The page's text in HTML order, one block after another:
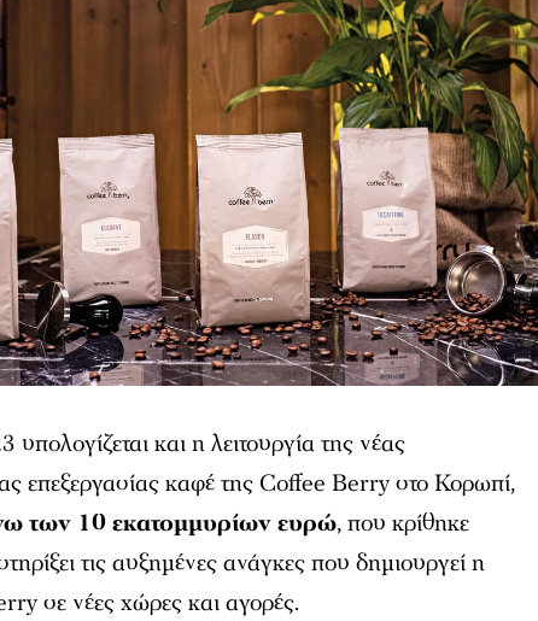
και η λειτουργία της νέας
επεξεργασίας καφέ της Coffee Berry στο Κορωπί,
των 10 εκατομμυρίων ευρώ, που κρίθηκε
τις αυξημένες ανάγκες που δημιουργεί η
σε νέες χώρες και αγορές.